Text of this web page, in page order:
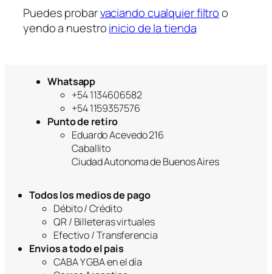
Puedes probarvaciando cualquier filtroo
yendo a nuestroinicio de la tienda
Whatsapp
+54 1134606582
+54 1159357576
Punto de retiro
Eduardo Acevedo 216
Caballito
Ciudad Autonoma de Buenos Aires
Todos los medios de pago
Débito / Crédito
QR / Billeteras virtuales
Efectivo / Transferencia
Envios a todo el pais
CABA Y GBA en el día